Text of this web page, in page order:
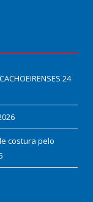
24
costura pelo